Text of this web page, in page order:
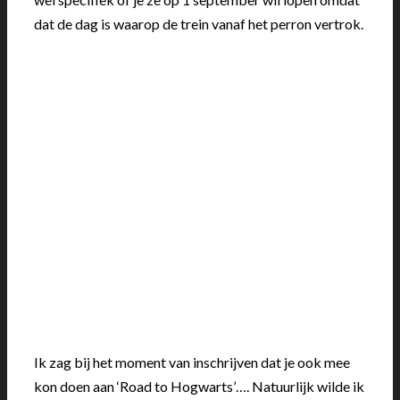
dat de dag is waarop de trein vanaf het perron vertrok.
Ik zag bij het moment van inschrijven dat je ook mee
kon doen aan ‘Road to Hogwarts’…. Natuurlijk wilde ik